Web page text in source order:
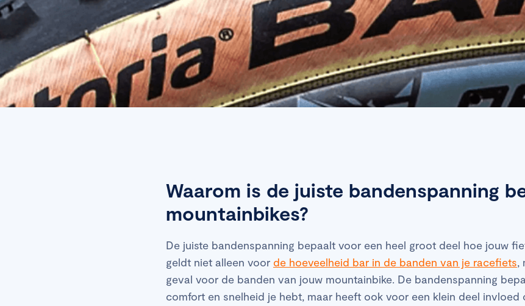
Waarom is de juiste bandenspanning
mountainbikes?
De juiste bandenspanning bepaalt voor een heel groot deel hoe jouw
geldt niet alleen voor de hoeveelheid bar in de banden van je racefiets,
geval voor de banden van jouw mountainbike. De bandenspanning
comfort en snelheid je hebt, maar heeft ook voor een klein deel